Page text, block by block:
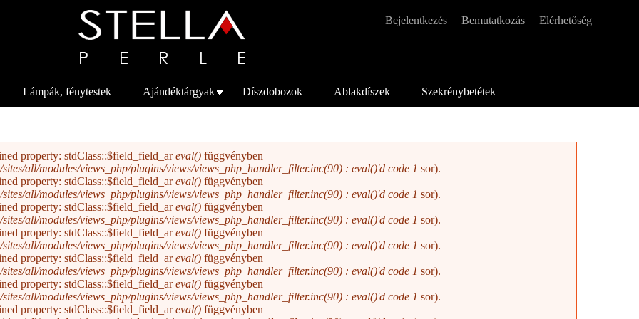
Másodlagos menü
Bejelentkezés Bemutatkozás Elérhetőség
Lámpák, fénytestek Ajándéktárgyak Díszdobozok Ablakdíszek Szekrénybetétek
property: stdClass::$field_field_areval() függvényben
all/modules/views_php/plugins/views/views_php_handler_filter.inc(90) : eval()'d code 1 sor).
property: stdClass::$field_field_areval() függvényben
all/modules/views_php/plugins/views/views_php_handler_filter.inc(90) : eval()'d code 1 sor).
property: stdClass::$field_field_areval() függvényben
all/modules/views_php/plugins/views/views_php_handler_filter.inc(90) : eval()'d code 1 sor).
property: stdClass::$field_field_areval() függvényben
all/modules/views_php/plugins/views/views_php_handler_filter.inc(90) : eval()'d code 1 sor).
property: stdClass::$field_field_areval() függvényben
all/modules/views_php/plugins/views/views_php_handler_filter.inc(90) : eval()'d code 1 sor).
property: stdClass::$field_field_areval() függvényben
all/modules/views_php/plugins/views/views_php_handler_filter.inc(90) : eval()'d code 1 sor).
property: stdClass::$field_field_areval() függvényben